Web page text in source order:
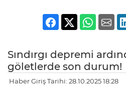
Sındırgı depremi
göletlerde son durum!
Haber Giriş Tarihi: 28.10.2025 18:28